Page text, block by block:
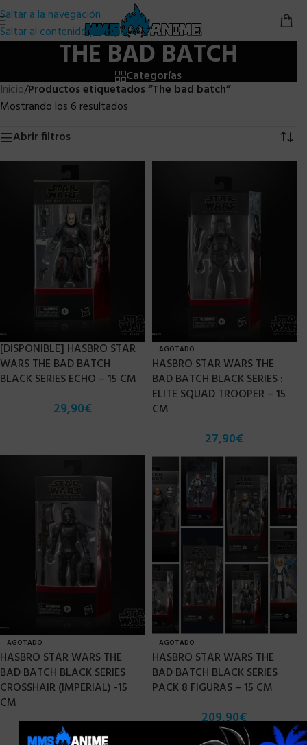
Saltar a la navegación
Saltar al contenido principal
THE BAD BATCH
Categorías
Inicio/Productos etiquetados “The bad batch”
Mostrando los 6 resultados
Abrir filtros
[DISPONIBLE] HASBRO STAR
WARS THE BAD BATCH
BLACK SERIES ECHO – 15 CM
29,90€
AGOTADO
HASBRO STAR WARS THE
BAD BATCH BLACK SERIES :
ELITE SQUAD TROOPER – 15
CM
27,90€
AGOTADO
HASBRO STAR WARS THE
BAD BATCH BLACK SERIES
CROSSHAIR (IMPERIAL) -15
CM
29,90€
AGOTADO
HASBRO STAR WARS THE
BAD BATCH BLACK SERIES
PACK 8 FIGURAS – 15 CM
209,90€
×